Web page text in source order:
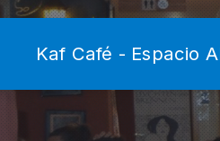
Kaf Café - Espacio